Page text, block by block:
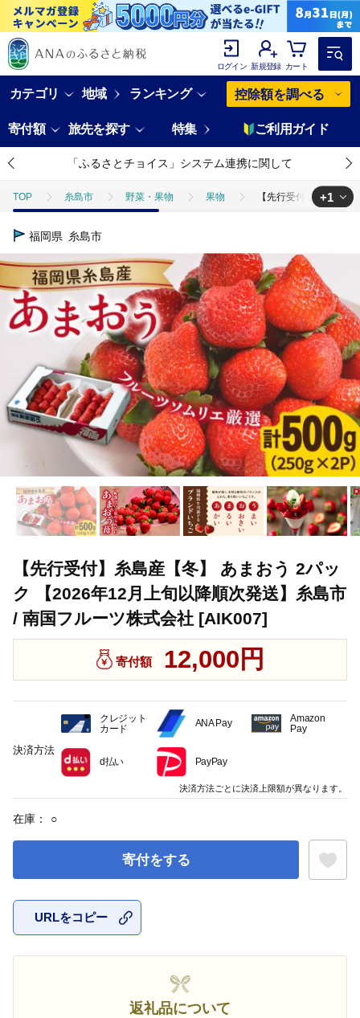
ログイン 新規登録 カート
カテゴリ 地域 ランキング 控除額を調べる
寄付額 旅先を探す 特集 ご利用ガイド
「ふるさとチョイス」システム連携に関して
TOP 糸島市 野菜・果物 果物 【先行受付】糸島産
TOP
+1
福岡県 糸島市
【先行受付】糸島産【冬】 あまおう 2パッ
ク 【2026年12月上旬以降順次発送】糸島市
/ 南国フルーツ株式会社 [AIK007]
寄付額 12,000円
在庫： ○
寄付をする
URLをコピー
返礼品について
決済方法
クレジット
カード
ANA Pay
Amazon
Pay
d払い PayPay
決済方法ごとに決済上限額が異なります。